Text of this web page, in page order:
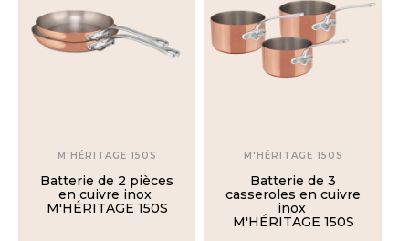
Batteries
de
cuisine
Sauteuses
M'HÉRITAGE 150S
Batterie de 2 pièces
en cuivre inox
M'HÉRITAGE 150S
M'HÉRITAGE 150S
Batterie de 3
casseroles en cuivre
inox
M'HÉRITAGE 150S